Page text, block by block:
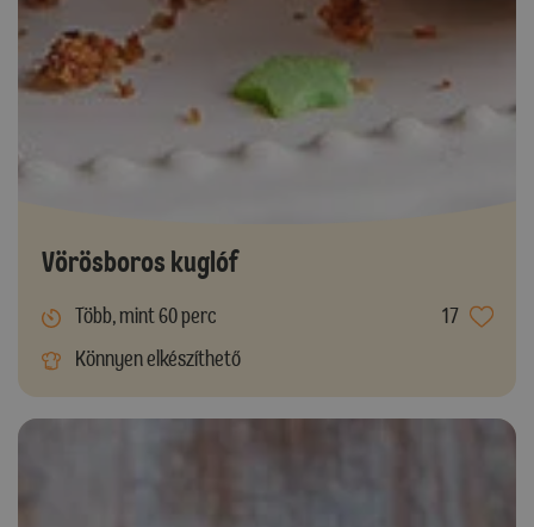
Vörösboros kuglóf
Több, mint 60 perc
17
Könnyen elkészíthető